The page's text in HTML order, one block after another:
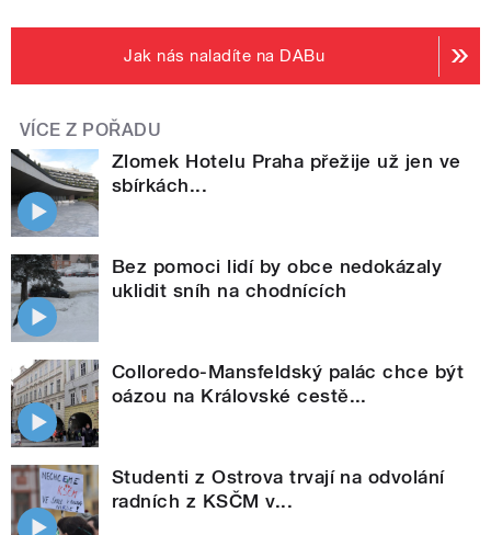
Jak nás naladíte na DABu
VÍCE Z POŘADU
Zlomek Hotelu Praha přežije už jen ve
sbírkách...
Bez pomoci lidí by obce nedokázaly
uklidit sníh na chodnících
Colloredo-Mansfeldský palác chce být
oázou na Královské cestě...
Studenti z Ostrova trvají na odvolání
radních z KSČM v...